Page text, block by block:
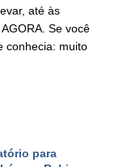
até às
Se você
conhecia: muito
para